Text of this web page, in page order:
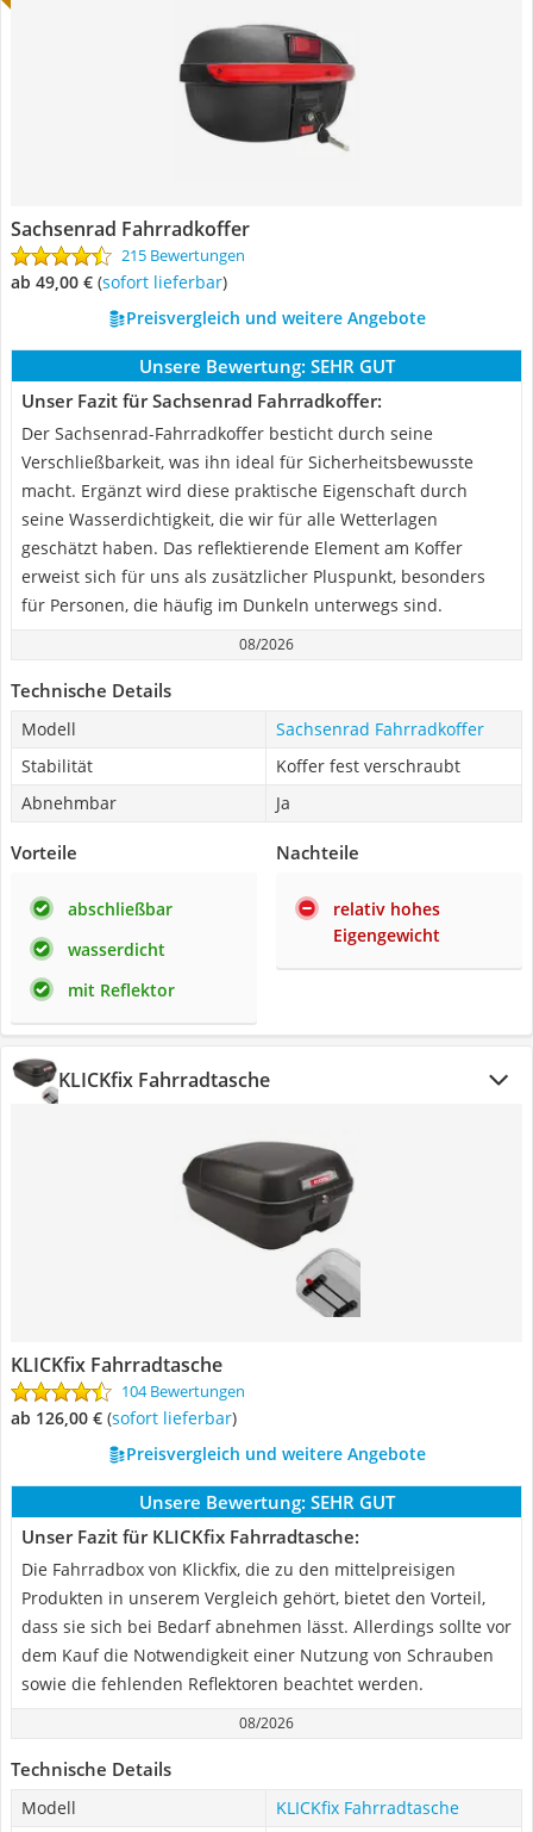
Sachsenrad Fahrradkoffer
215 Bewertungen
ab 49,00 € ( Sofort lieferbar)
Preisvergleich und weitere Angebote
Unsere Bewertung: SEHR GUT
Unser Fazit für Sachsenrad Fahrradkoffer:
Der Sachsenrad-Fahrradkoffer besticht durch seine
Verschließbarkeit, was ihn ideal für Sicherheitsbewusste
macht. Ergänzt wird diese praktische Eigenschaft durch
seine Wasserdichtigkeit, die wir für alle Wetterlagen
geschätzt haben. Das reflektierende Element am Koffer
erweist sich für uns als zusätzlicher Pluspunkt, besonders
für Personen, die häufig im Dunkeln unterwegs sind.
08/2026
Technische Details
Modell
Sachsenrad Fahrradkoffer
Stabilität
Koffer fest verschraubt
Abnehmbar
Ja
Vorteile
abschließbar
wasserdicht
mit Reflektor
Nachteile
relativ hohes
Eigengewicht
KLICKfix Fahrradtasche
KLICKfix Fahrradtasche
104 Bewertungen
ab 126,00 € ( Sofort lieferbar)
Preisvergleich und weitere Angebote
Unsere Bewertung: SEHR GUT
Unser Fazit für KLICKfix Fahrradtasche:
Die Fahrradbox von Klickfix, die zu den mittelpreisigen
Produkten in unserem Vergleich gehört, bietet den Vorteil,
dass sie sich bei Bedarf abnehmen lässt. Allerdings sollte vor
dem Kauf die Notwendigkeit einer Nutzung von Schrauben
sowie die fehlenden Reflektoren beachtet werden.
08/2026
Technische Details
Modell
KLICKfix Fahrradtasche